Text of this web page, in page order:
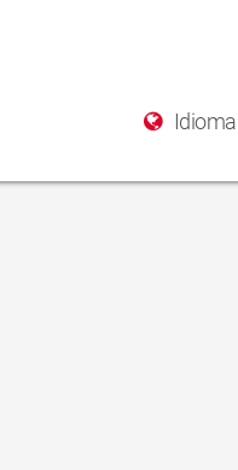
Idioma